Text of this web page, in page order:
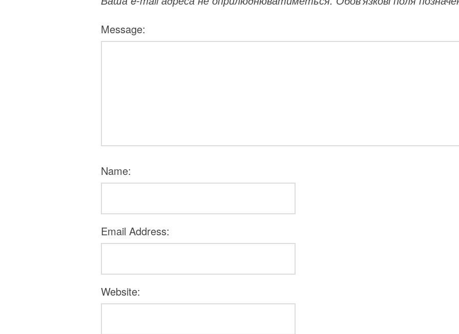
Message:
Name:
Email Address:
Website: